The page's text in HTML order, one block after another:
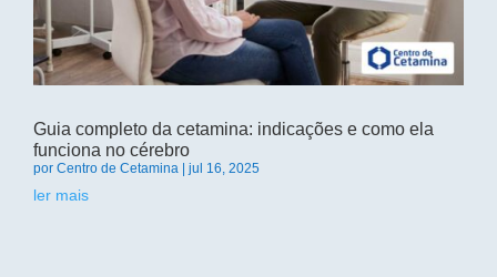
Guia completo da cetamina: indicações e como ela
funciona no cérebro
por Centro de Cetamina jul 16, 2025
ler mais